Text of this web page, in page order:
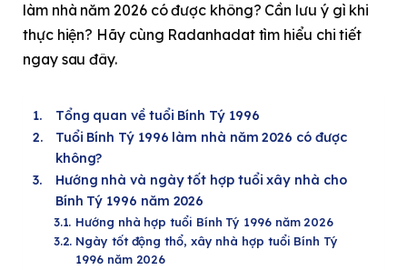
làm nhà năm 2026 có được không? Cần lưu ý gì khi
thực hiện? Hãy cùng Radanhadat tìm hiểu chi tiết
ngay sau đây.
Tổng quan về tuổi Bính Tý 1996
Tuổi Bính Tý 1996 làm nhà năm 2026 có được
không?
Hướng nhà và ngày tốt hợp tuổi xây nhà cho
Bính Tý 1996 năm 2026
Hướng nhà hợp tuổi Bính Tý 1996 năm 2026
Ngày tốt động thổ, xây nhà hợp tuổi Bính Tý
1996 năm 2026